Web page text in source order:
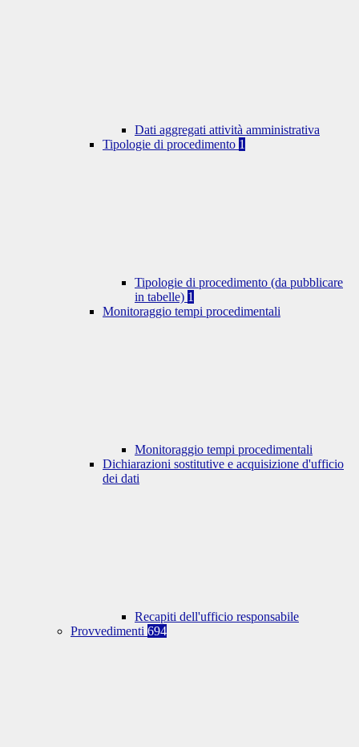
Dati aggregati attività amministrativa
Tipologie di procedimento 1
Tipologie di procedimento (da pubblicare
in tabelle) 1
Monitoraggio tempi procedimentali
Monitoraggio tempi procedimentali
Dichiarazioni sostitutive e acquisizione d'ufficio
dei dati
Recapiti dell'ufficio responsabile
Provvedimenti 694